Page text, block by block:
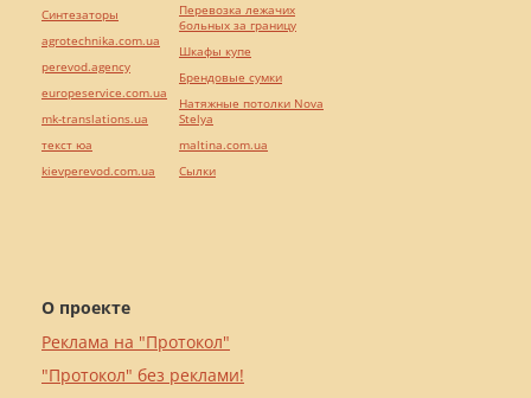
О проекте
Реклама на "Протокол"
"Протокол" без реклами!
Синтезаторы
agrotechnika.com.ua
perevod.agency
europeservice.com.ua
mk-translations.ua
текст юа
kievperevod.com.ua
Перевозка лежачих
больных за границу
Шкафы купе
Брендовые сумки
Натяжные потолки Nova
Stelya
maltina.com.ua
Cылки